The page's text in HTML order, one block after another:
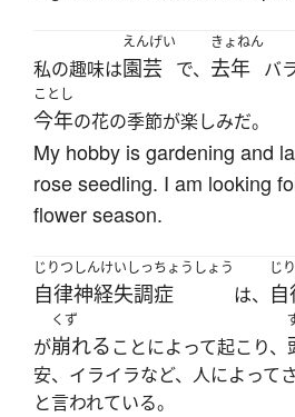
私の趣味は
えんげい
園芸 で、
きょねん
去年 バ
ことし
今年の花の季節が楽しみだ。
My hobby is gardening and
rose seedling. I am looking
flower season.
じりつしんけいしっちょうしょう
自律神経失調症 は、
じ
が
くず
崩れることによって起こり、
安、イライラなど、人によって
と言われている。